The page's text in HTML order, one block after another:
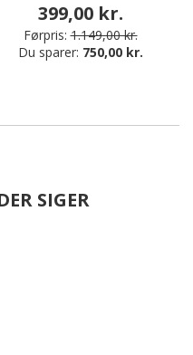
399,00 kr.
Førpris: 1.149,00 kr.
Du sparer: 750,00 kr.
SIGER